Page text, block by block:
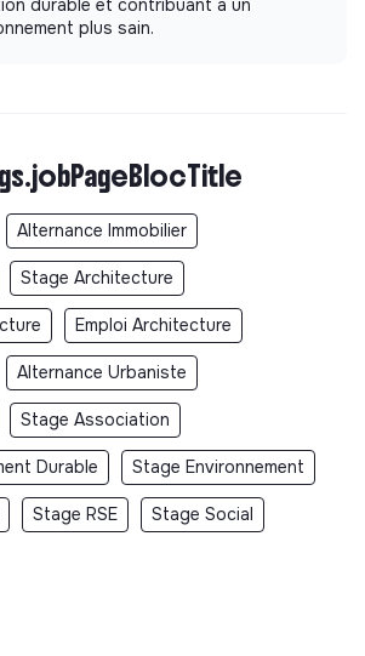
durable et contribuant à un
plus sain.
Alternance Immobilier
Stage Architecture
Emploi Architecture
Alternance Urbaniste
Stage Association
Durable Stage Environnement
Stage RSE Stage Social